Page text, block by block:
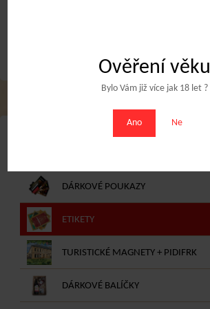
Ověření věku
Bylo Vám již více jak 18 let ?
Ano Ne
DÁRKOVÉ POUKAZY
ETIKETY
TURISTICKÉ MAGNETY + PIDIFRK
DÁRKOVÉ BALÍČKY